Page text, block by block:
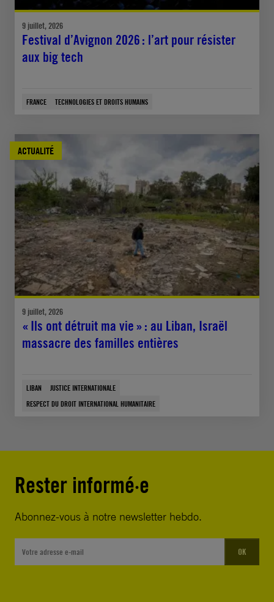
9 juillet, 2026
Festival d’Avignon 2026 : l’art pour résister
aux big tech
FRANCE TECHNOLOGIES ET DROITS HUMAINS
ACTUALITÉ
9 juillet, 2026
« Ils ont détruit ma vie » : au Liban, Israël
massacre des familles entières
LIBAN
JUSTICE INTERNATIONALE
RESPECT DU DROIT INTERNATIONAL HUMANITAIRE
Rester informé·e
Abonnez-vous à notre newsletter hebdo.
OK